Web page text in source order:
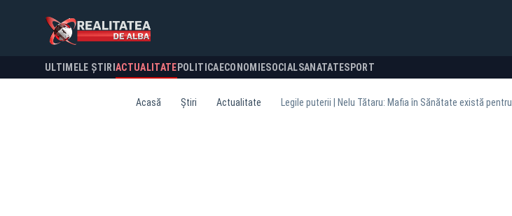
ULTIMELE ȘTIRI ACTUALITATE POLITICA ECONOMIESOCIALSANATATESPORT
Acasă Știri Actualitate